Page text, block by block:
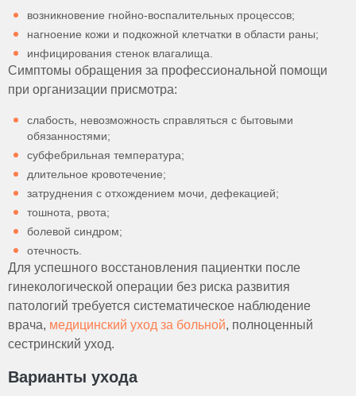
возникновение гнойно-воспалительных процессов;
нагноение кожи и подкожной клетчатки в области раны;
инфицирования стенок влагалища.
Симптомы обращения за профессиональной помощи
при организации присмотра:
слабость, невозможность справляться с бытовыми
обязанностями;
субфебрильная температура;
длительное кровотечение;
затруднения с отхождением мочи, дефекацией;
тошнота, рвота;
болевой синдром;
отечность.
Для успешного восстановления пациентки после
гинекологической операции без риска развития
патологий требуется систематическое наблюдение
врача, медицинский уход за больной, полноценный
сестринский уход.
Варианты ухода